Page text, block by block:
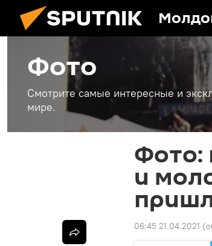
Фото
Смотрите самые интересные и
мире.
Фото:
и
06:45 21.04.2021